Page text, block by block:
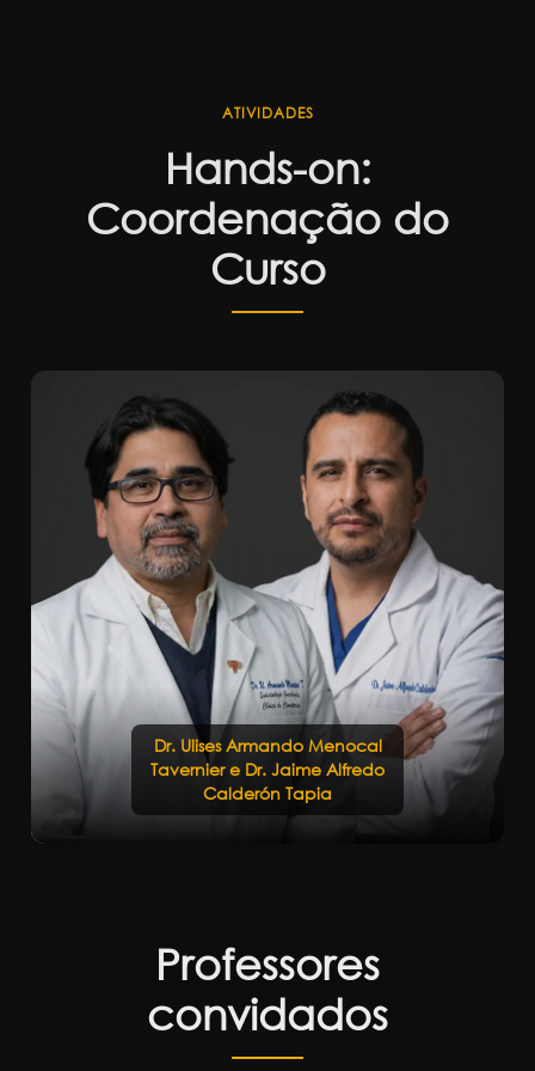
ATIVIDADES
Hands-on:
Coordenação do
Curso
Dr. Ulises Armando Menocal
Tavernier e Dr. Jaime Alfredo
Calderón Tapia
Professores
convidados